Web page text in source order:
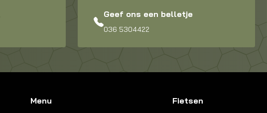
Geef ons een belletje
036 5304422
Menu Fietsen